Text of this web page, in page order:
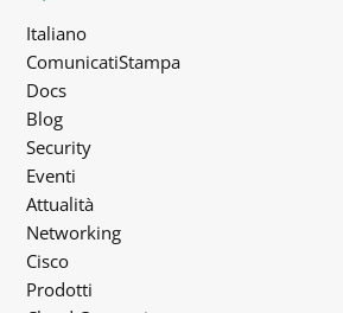
Italiano
ComunicatiStampa
Docs
Blog
Security
Eventi
Attualità
Networking
Cisco
Prodotti